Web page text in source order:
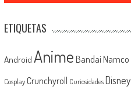
ETIQUETAS
Android Anime Bandai Namco
Cosplay Crunchyroll Curiosidades Disney